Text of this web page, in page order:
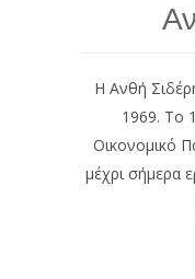
Η Ανθή
1969. Το
Οικονομικό
μέχρι σήμερα